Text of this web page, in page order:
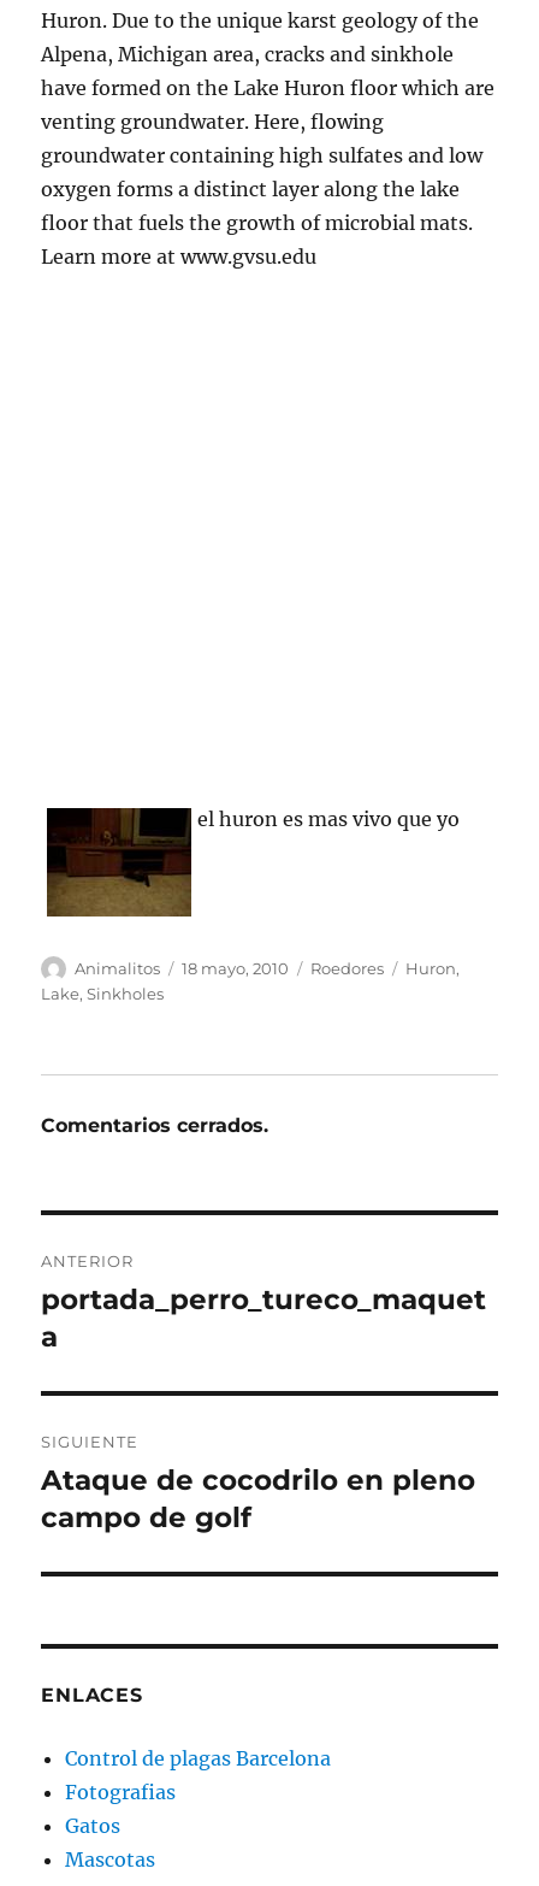
Huron. Due to the unique karst geology of the
Alpena, Michigan area, cracks and sinkhole
have formed on the Lake Huron floor which are
venting groundwater. Here, flowing
groundwater containing high sulfates and low
oxygen forms a distinct layer along the lake
floor that fuels the growth of microbial mats.
Learn more at www.gvsu.edu
el huron es mas vivo que yo
Autor
Animalitos
Publicado
18 mayo, 2010 Categorías
Roedores Etiquetas
Huron,
Lake,Sinkholes
Comentarios cerrados.
de
entradas
ANTERIOR
Entrada
anterior:
portada_perro_tureco_maquet
a
SIGUIENTE
Entrada
siguiente:
Ataque de cocodrilo en pleno
campo de golf
ENLACES
Control de plagas Barcelona
Fotografias
Gatos
Mascotas